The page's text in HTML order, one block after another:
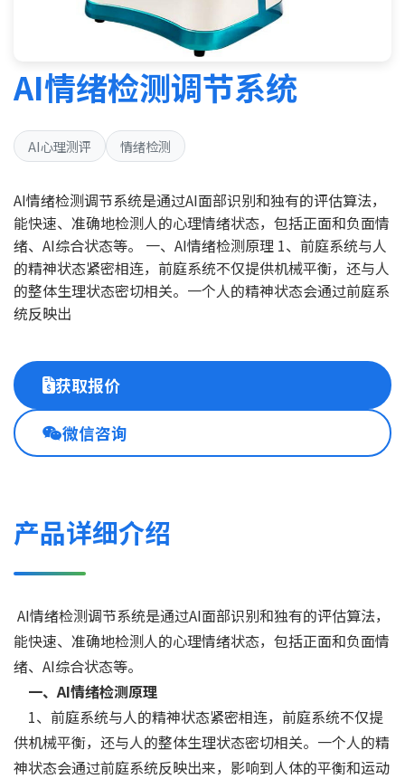
AI情绪检测调节系统
AI心理测评 情绪检测
AI情绪检测调节系统是通过AI面部识别和独有的评估算法，
能快速、准确地检测人的心理情绪状态，包括正面和负面情
绪、AI综合状态等。 一、AI情绪检测原理 1、前庭系统与人
的精神状态紧密相连，前庭系统不仅提供机械平衡，还与人
的整体生理状态密切相关。一个人的精神状态会通过前庭系
统反映出
获取报价
微信咨询
产品详细介绍
AI情绪检测调节系统是通过AI面部识别和独有的评估算法，
能快速、准确地检测人的心理情绪状态，包括正面和负面情
绪、AI综合状态等。
一、AI情绪检测原理
1、前庭系统与人的精神状态紧密相连，前庭系统不仅提
供机械平衡，还与人的整体生理状态密切相关。一个人的精
神状态会通过前庭系统反映出来，影响到人体的平衡和运动